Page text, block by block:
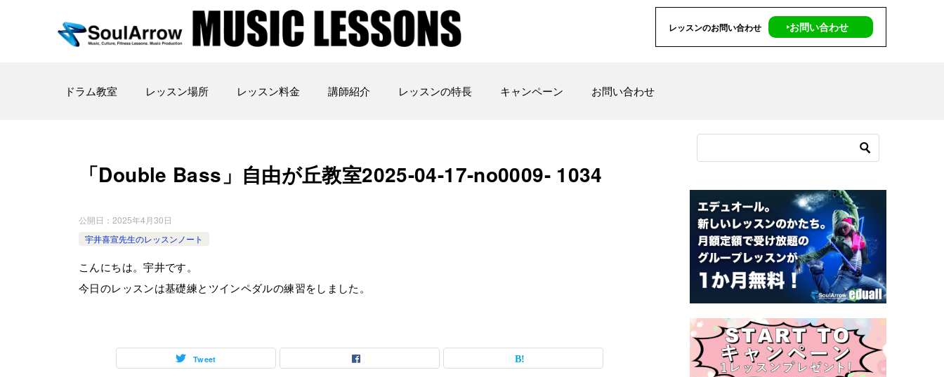
レッスンのお問い合わせ ‣お問い合わせ
ドラム教室 レッスン場所 レッスン料金 講師紹介 レッスンの特長 キャンペーン お問い合わせ
「Double Bass」自由が丘教室2025-04-17-no0009- 1034
公開日： 2025年4月30日
宇井喜宣先生のレッスンノート
こんにちは。宇井です。
今日のレッスンは基礎練とツインペダルの練習をしました。
Tweet